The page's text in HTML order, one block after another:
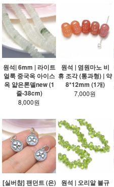
원석| 6mm | 라이트
얼룩 중국옥 아이스
옥 얇은론델new (1
줄-38cm)
8,000원
원석 | 염원마노 비
휴 조각 (통과형) | 약
8*12mm (1개)
7,000원
[실버참] 팬던트 (은)
원석 | 오리알 불규